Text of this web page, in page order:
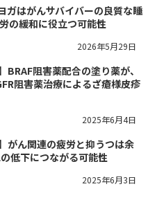
ガはがんサバイバーの良質な睡
の緩和に役立つ可能性
2026年5月29日
BRAF阻害薬配合の塗り薬が、
阻害薬治療によるざ瘡様皮疹
2025年6月4日
がん関連の疲労と抑うつは余
低下につながる可能性
2025年6月3日